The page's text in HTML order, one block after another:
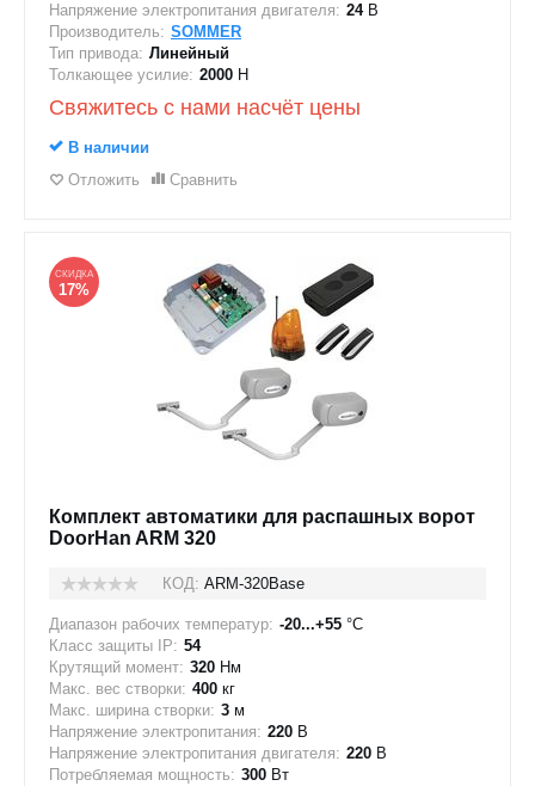
Напряжение электропитания двигателя: 24В
Производитель: SOMMER
Тип привода: Линейный
Толкающее усилие: 2000 Н
Свяжитесь с нами насчёт цены
В наличии
Отложить
Сравнить
СКИДКА
17%
Комплект автоматики для распашных ворот
DoorHan ARM 320
КОД: ARM-320Base
Диапазон рабочих температур: -20...+55 °C
Класс защиты IP: 54
Крутящий момент: 320 Нм
Макс. вес створки: 400 кг
Макс. ширина створки: 3 м
Напряжение электропитания: 220 В
Напряжение электропитания двигателя: 220 В
Потребляемая мощность: 300 Вт